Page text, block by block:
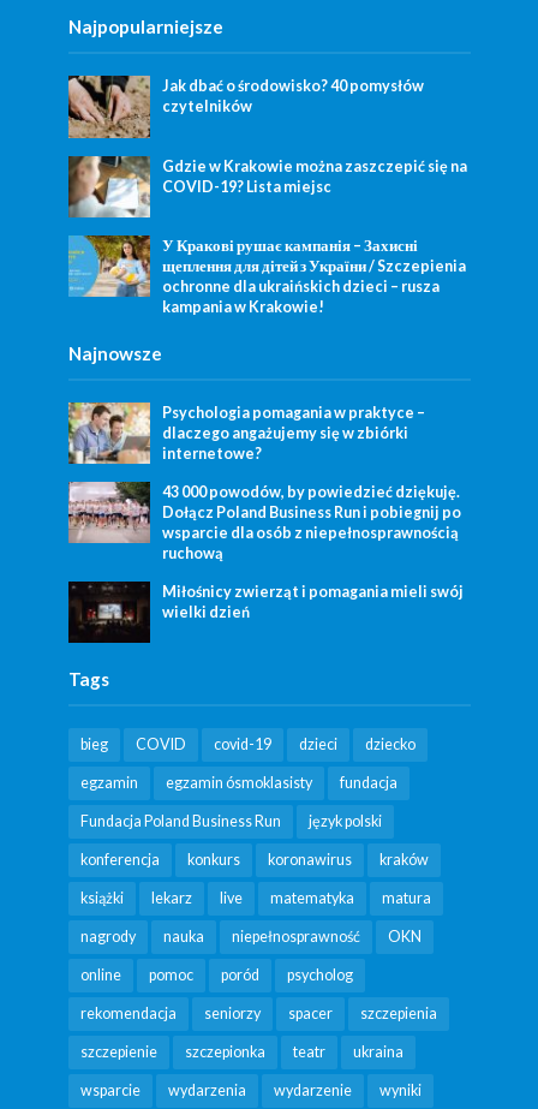
Najpopularniejsze
Jak dbać o środowisko? 40 pomysłów
czytelników
Gdzie w Krakowie można zaszczepić się na
COVID-19? Lista miejsc
У Кракові рушає кампанія – Захисні
щеплення для дітей з України / Szczepienia
ochronne dla ukraińskich dzieci – rusza
kampania w Krakowie!
Najnowsze
Psychologia pomagania w praktyce –
dlaczego angażujemy się w zbiórki
internetowe?
43 000 powodów, by powiedzieć dziękuję.
Dołącz Poland Business Run i pobiegnij po
wsparcie dla osób z niepełnosprawnością
ruchową
Miłośnicy zwierząt i pomagania mieli swój
wielki dzień
Tags
bieg COVID covid-19 dzieci dziecko
egzamin egzamin ósmoklasisty fundacja
Fundacja Poland Business Run język polski
konferencja konkurs koronawirus kraków
książki lekarz live matematyka matura
nagrody nauka niepełnosprawność OKN
online pomoc poród psycholog
rekomendacja seniorzy spacer szczepienia
szczepienie szczepionka teatr ukraina
wsparcie wydarzenia wydarzenie wyniki